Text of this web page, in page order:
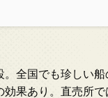
全国でも珍しい
果あり。直売所